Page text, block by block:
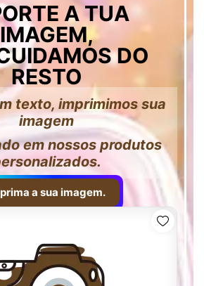
A TUA
IMAGEM,
DO
RESTO
texto, imprimimos sua
imagem
em nossos produtos
a sua imagem.